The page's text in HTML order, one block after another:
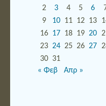
2
3 4 5 6
9
10 11 12 13
16 17 18 19 20
23 24 25 26 27
30 31
« Φεβ
Απρ »